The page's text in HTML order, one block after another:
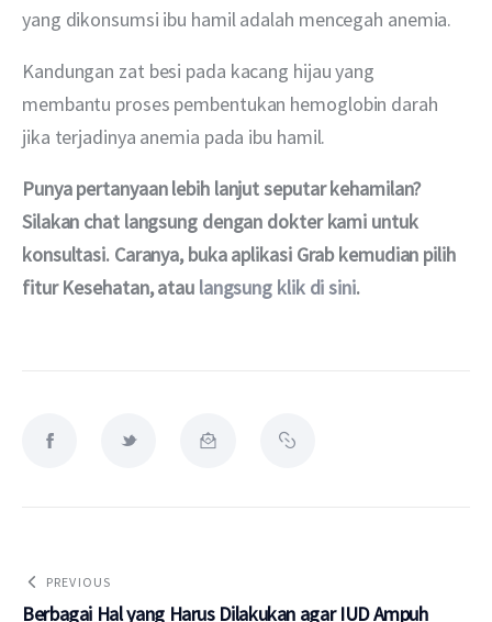
yang dikonsumsi ibu hamil adalah mencegah anemia.
Kandungan zat besi pada kacang hijau yang
membantu proses pembentukan hemoglobin darah
jika terjadinya anemia pada ibu hamil.
Punya pertanyaan lebih lanjut seputar kehamilan?
Silakan chat langsung dengan dokter kami untuk
konsultasi. Caranya, buka aplikasi Grab kemudian pilih
fitur Kesehatan, atau langsung klik di sini.
PREVIOUS
Berbagai Hal yang Harus Dilakukan agar IUD Ampuh